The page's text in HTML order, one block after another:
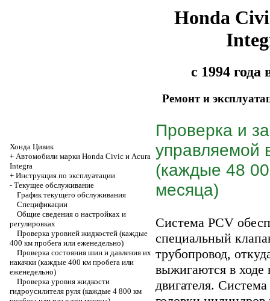
Honda
с 1994 года
Ремонт и
Хонда Цивик
+ Автомобили марки Honda Civic и Acura
Integra
+ Инструкция по эксплуатации
- Текущее обслуживание
График текущего обслуживания
Спецификации
Общие сведения о настройках и
регулировках
Проверка уровней жидкостей (каждые
400 км пробега или еженедельно)
Проверка состояния шин и давления их
накачки (каждые 400 км пробега или
еженедельно)
Проверка уровня жидкости
гидроусилителя руля (каждые 4 800 км
Проверка и
управляемой
(каждые 48
месяца)
Система PCV
специальный
трубопровод,
выжигаются в ходе
двигателя.